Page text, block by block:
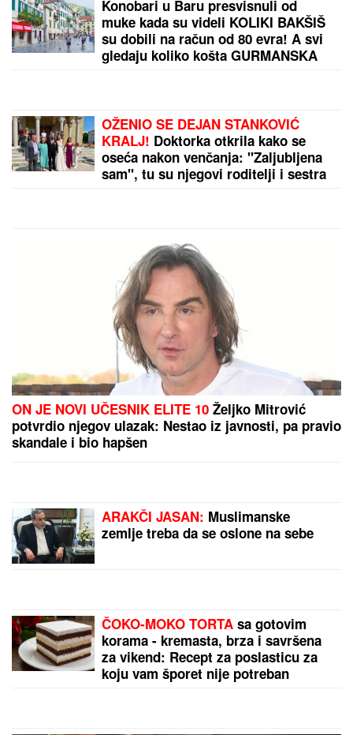
Janik igrati na US Openu?
(FOTO) AUTO ZGUŽVAN KAO LIMENKA, TOČAK